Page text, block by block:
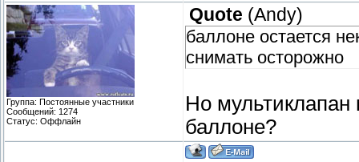
Группа: Постоянные участники
Сообщений: 1274
Статус: Оффлайн
Quote (Andy)
баллоне остается
снимать осторожно
Но мультиклапан
баллоне?